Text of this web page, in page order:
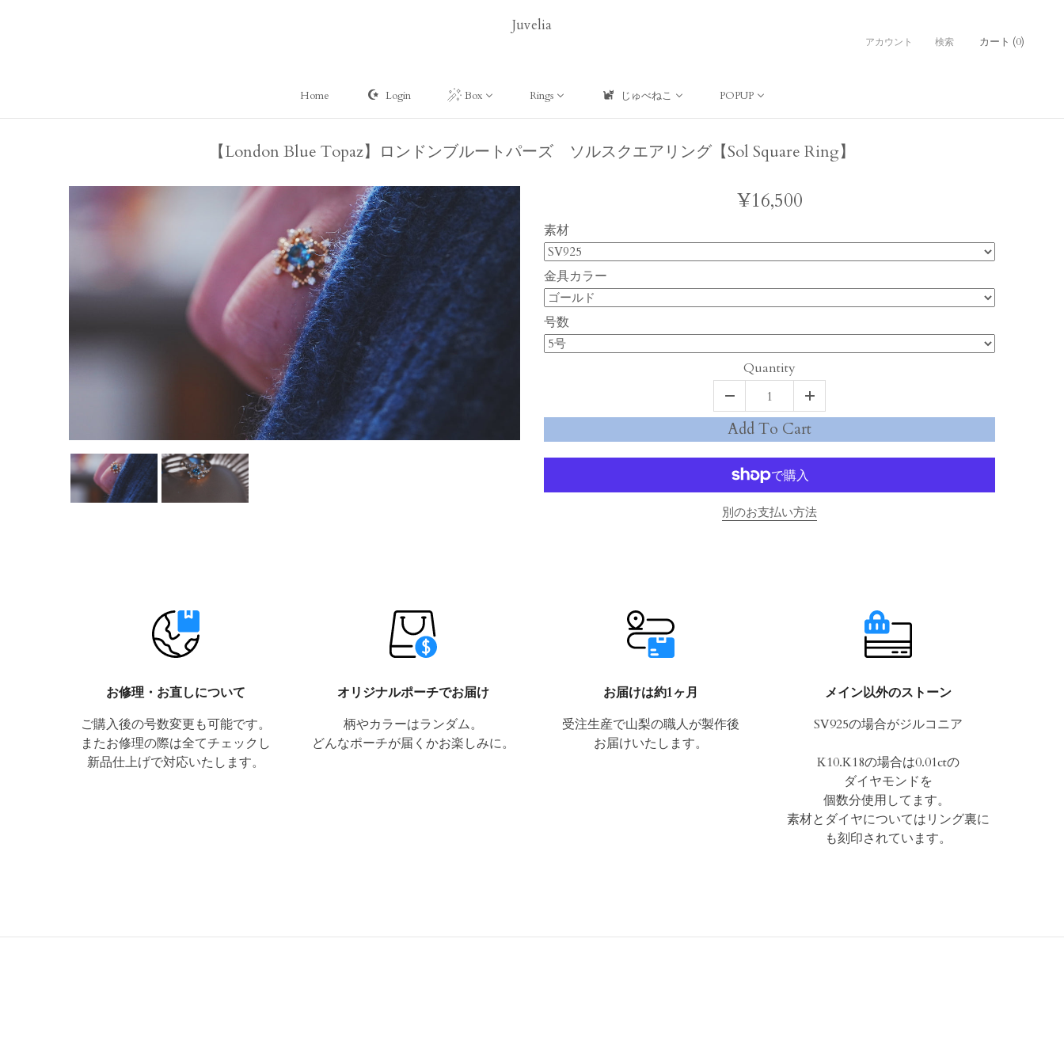
コ
Home Login Box Rings じゅべねこ POPUP
Juvelia
アカウント 検索 カート (0)
【London Blue Topaz】ロンドンブルートパーズ ソルスクエアリング【Sol Square Ring】
¥16,500
素材
金具カラー
号数
Quantity
Add To Cart
別のお支払い方法
お修理・お直しについて
ご購入後の号数変更も可能です。
またお修理の際は全てチェックし
新品仕上げで対応いたします。
オリジナルポーチでお届け
柄やカラーはランダム。
どんなポーチが届くかお楽しみに。
お届けは約1ヶ月
受注生産で山梨の職人が製作後
お届けいたします。
メイン以外のストーン
SV925の場合がジルコニア
K10.K18の場合は0.01ctの
ダイヤモンドを
個数分使用してます。
素材とダイヤについてはリング裏に
も刻印されています。